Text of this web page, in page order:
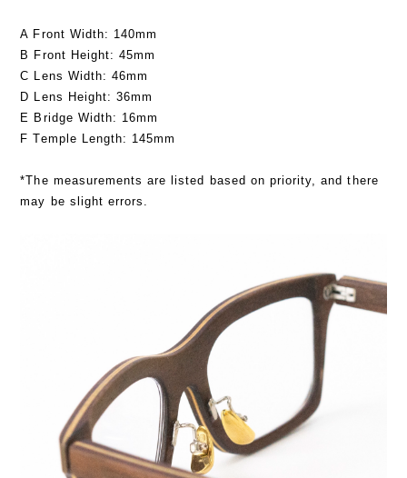
A Front Width: 140mm
B Front Height: 45mm
C Lens Width: 46mm
D Lens Height: 36mm
E Bridge Width: 16mm
F Temple Length: 145mm
*The measurements are listed based on priority, and there
may be slight errors.